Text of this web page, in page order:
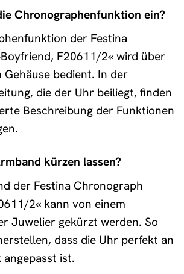
Chronographenfunktion ein?
der Festina
F20611/2« wird über
Gehäuse bedient. In der
die der Uhr beiliegt, finden
Beschreibung der Funktionen
kürzen lassen?
der Festina Chronograph
2« kann von einem
Juwelier gekürzt werden. So
dass die Uhr perfekt an
ist.